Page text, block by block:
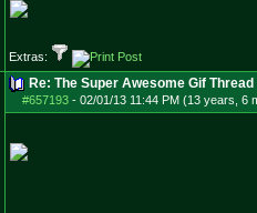
Extras:
Re: The Super Awesome Gif Thread
#657193- 02/01/13 11:44 PM (13 years, 6